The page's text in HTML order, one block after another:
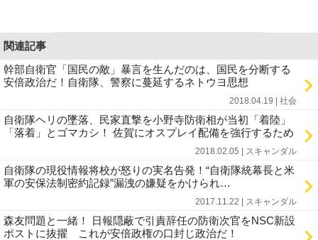
関連記事
幹部自衛官「国民の敵」暴言を生んだのは、国民を分断する
安倍政治だ！自衛隊、警察に蔓延するネトウヨ思想
2018.04.19 | 社会
自衛隊ヘリの墜落、民家直撃を小野寺防衛相が当初「着陸」
「落着」とゴマカシ！ 佐賀にオスプレイ配備を強行するため
2018.02.05 | スキャンダル
自衛隊の現役情報将校が怒りの実名告発！“自衛隊統幕長と米
軍の安保法制密約記録”漏洩の嫌疑をかけられ…
2017.11.22 | スキャンダル
森友問題と一緒！ 日報隠蔽で引責辞任の防衛次官をNSC新設
ポストに抜擢 これが安倍政権の口封じ政治だ！